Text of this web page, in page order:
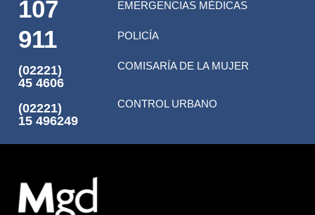
107 EMERGENCIAS MÉDICAS
911 POLICÍA
(02221)
45 4606
COMISARÍA DE LA MUJER
(02221)
15 496249
CONTROL URBANO